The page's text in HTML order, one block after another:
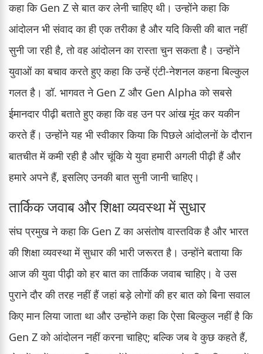
कहा कि Gen Z से बात कर लेनी चाहिए थी। उन्होंने कहा कि
आंदोलन भी संवाद का ही एक तरीका है और यदि किसी की बात नहीं
सुनी जा रही है, तो वह आंदोलन का रास्ता चुन सकता है। उन्होंने
युवाओं का बचाव करते हुए कहा कि उन्हें एंटी-नेशनल कहना बिल्कुल
गलत है। डॉ. भागवत ने Gen Z और Gen Alpha को सबसे
ईमानदार पीढ़ी बताते हुए कहा कि वह उन पर आंख मूंद कर यकीन
करते हैं। उन्होंने यह भी स्वीकार किया कि पिछले आंदोलनों के दौरान
बातचीत में कमी रही है और चूंकि ये युवा हमारी अगली पीढ़ी हैं और
हमारे अपने हैं, इसलिए उनकी बात सुनी जानी चाहिए।
तार्किक जवाब और शिक्षा व्यवस्था में सुधार
संघ प्रमुख ने कहा कि Gen Z का असंतोष वास्तविक है और भारत
की शिक्षा व्यवस्था में सुधार की भारी जरूरत है। उन्होंने बताया कि
आज की युवा पीढ़ी को हर बात का तार्किक जवाब चाहिए। वे उस
पुराने दौर की तरह नहीं हैं जहां बड़े लोगों की हर बात को बिना सवाल
किए मान लिया जाता था और उन्होंने कहा कि ऐसा बिल्कुल नहीं है कि
Gen Z को आंदोलन नहीं करना चाहिए; बल्कि जब वे कुछ कहते हैं,